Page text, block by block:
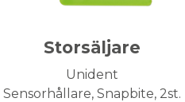
Storsäljare
Unident
Sensorhållare, Snapbite, 2st.